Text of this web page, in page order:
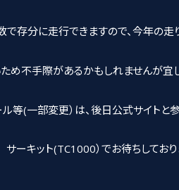
存分に走行できますので、今年の走
め不手際があるかもしれませんが宜
等(一部変更）は、後日公式サイトと
ーキット(TC1000）でお待ちしており